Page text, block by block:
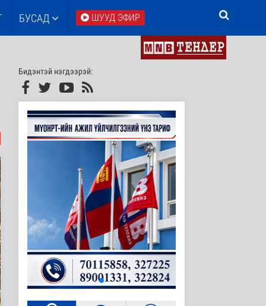
БУСАД ШУУД ЭФИР
Бидэнтэй нэгдээрэй: